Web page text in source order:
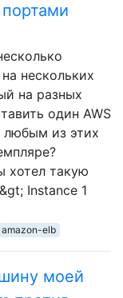
нескольких
на разных
один AWS
любым из этих
хотел такую
Instance 1
amazon-elb
моей